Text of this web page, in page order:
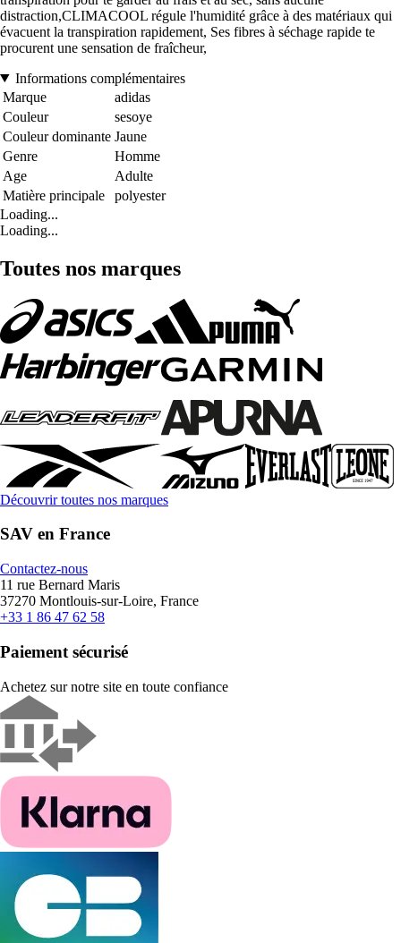
distraction,CLIMACOOL régule l'humidité grâce à des matériaux qui
évacuent la transpiration rapidement, Ses fibres à séchage rapide te
procurent une sensation de fraîcheur,
Informations complémentaires
Marque
adidas
Couleur
sesoye
Couleur dominante Jaune
Genre
Homme
Age
Adulte
Matière principale
polyester
Loading...
Loading...
Toutes nos marques
Découvrir toutes nos marques
SAV en France
Contactez-nous
11 rue Bernard Maris
37270 Montlouis-sur-Loire, France
+33 1 86 47 62 58
Paiement sécurisé
Achetez sur notre site en toute confiance